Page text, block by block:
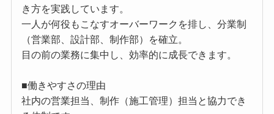
き方を実践しています。
一人が何役もこなすオーバーワークを排し、分業制
（営業部、設計部、制作部）を確立。
目の前の業務に集中し、効率的に成長できます。
■働きやすさの理由
社内の営業担当、制作（施工管理）担当と協力でき